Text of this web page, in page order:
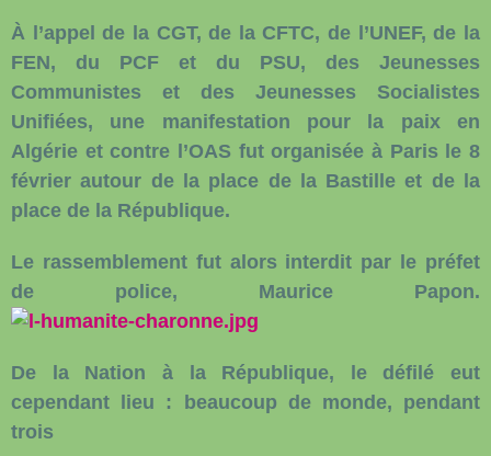
À l’appel de la CGT, de la CFTC, de l’UNEF, de la
FEN, du PCF et du PSU, des Jeunesses
Communistes et des Jeunesses Socialistes
Unifiées, une manifestation pour la paix en
Algérie et contre l’OAS fut organisée à Paris le 8
février autour de la place de la Bastille et de la
place de la République.
Le rassemblement fut alors interdit par le préfet
de police, Maurice Papon.
De la Nation à la République, le défilé eut
cependant lieu : beaucoup de monde, pendant
trois